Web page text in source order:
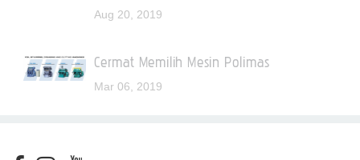
Aug 20, 2019
Cermat Memilih Mesin Polimas
Mar 06, 2019